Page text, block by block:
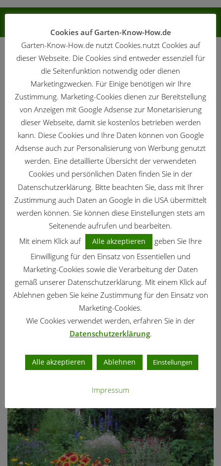
Werbung
ZIERGARTEN/AUGUST/GARTENKALENDER
Ziergarten – Gartenarbeit im August
NUTZGARTEN/AUGUST/GARTENKALENDER
Nutzgarten – Gartenarbeit im August
PFLANZEN
Currykraut – Schmuck und Gewürz
GARTENTIPPS
Iris-Blütenfliege – warum sterben meine
Irisknospen ab?
NUTZGARTEN/JUNI/GARTENKALENDER
Nutzgarten – Arbeiten im Juni
Cookies auf Garten-Know-How.de
Garten-Know-How.de nutzt Cookies.nutzt Cookies auf
dieser Webseite. Die Cookies sind entweder essenziell für
die Seitenfunktion notwendig oder dienen
Marketingzwecken. Für Einige benötigen wir Ihre
Zustimmung. Marketing-Cookies dienen zur Bereitstellung
von Anzeigen mit Google Adsense zur Monetarisierung
dieser Webseite, damit sie kostenlos betrieben werden
kann. Diese Cookies und Ihre Daten können von Google
Adsense auch zur Personalisierung von Werbung genutzt
werden. Eine detaillierte Übersicht der verwendeten
Cookies und persönlichen Daten finden Sie in der
Datenschutzerklärung. Bitte beachten Sie, dass mit Ihrer
Zustimmung auch Daten an Google in die USA übermittelt
werden können. Sie können diese Einstellungen stets am
Seitenende aufrufen und bearbeiten.
Mit einem Klick auf
Alle akzeptieren
geben Sie Ihre
Einwilligung für den Einsatz von Essentiellen und
Marketing-Cookies sowie die Verarbeitung der Daten
gemäß unserer Datenschutzerklärung. Mit einem Klick auf
Ablehnen geben Sie keine Zustimmung für den Einsatz von
Marketing-Cookies.
Wie Cookies verwendet werden, erfahren Sie in der
Datenschutzerklärung.
Alle akzeptieren Ablehnen Einstellungen
Impressum